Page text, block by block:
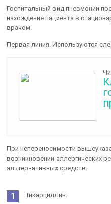
Госпитальный вид пневмонии
нахождение пациента в
врачом.
Первая линия. Используются
При непереносимости
возникновении аллергических
альтернативных средств:
Тикарциллин.